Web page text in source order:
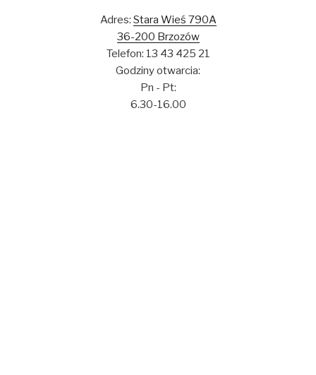
Adres: Stara Wieś 790A
36-200 Brzozów
Telefon: 13 43 425 21
Godziny otwarcia:
Pn - Pt:
6.30-16.00